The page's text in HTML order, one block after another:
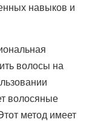
навыков и
волосы на
волосяные
метод имеет